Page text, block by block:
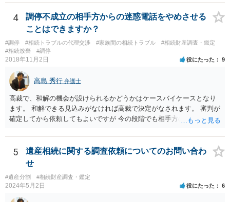
意に開示を求め、応じなければ「調査嘱託」という手続きを使って銀
行等に照会をかけることになるでしょう。 不動産は、相続登記が済ん
でいなければ市役所ないし区役所に、お子様と義父様のつながりがわ
かる戸籍一式を揃えてもちこみ、「名寄せ」という手続きをすると、
分かると思います。遺産分割協議書の偽造等により既に相続登記され
てしまっている場合は、住所などに当たりをつけて登記名義を調べて
すが、現代では、各々が自由に価格設定をしていますので、特に相場
はお示しできません。ただし、かつて日本弁護士連合会が設けていた
報酬基準を踏まえて価格設定している弁護士は一定数いると思います
ので、それが一応の目安となるでしょう。
4
調停不成立の相手方からの迷惑電話をやめさせる
ことはできますか？
#調停 #相続トラブルの代理交渉 #家族間の相続トラブル
#相続財産調査・鑑定
#相続放棄
#調停
2018年11月2日 役にたった 9
高島 秀行 弁護士
高裁で、和解の機会が設けられるかどうかはケースバイケースとなり
ます。 和解できる見込みがなければ高裁で決定がなされます。 審判が
確定してから依頼してもよいですが 今の段階でも相手方の連絡が迷惑
5
遺産相続に関する調査依頼についてのお問い合わ
せ
#遺産分割 #相続財産調査・鑑定
2024年5月2日 役にたった 6